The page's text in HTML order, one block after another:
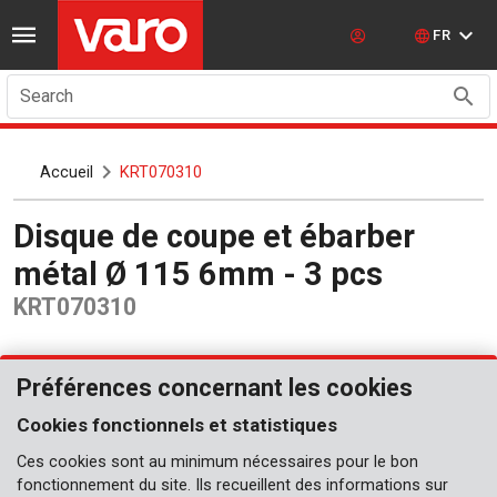
FR
Search
Accueil KRT070310
Disque de coupe et ébarber
métal Ø 115 6mm - 3 pcs
KRT070310
Préférences concernant les cookies
Cookies fonctionnels et statistiques
Ces cookies sont au minimum nécessaires pour le bon
fonctionnement du site. Ils recueillent des informations sur